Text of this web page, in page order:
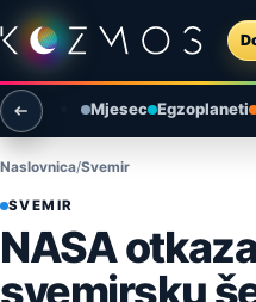
Preskoči na sadržaj
Otvori izbornik
Otvori pretragu
Mjesec Egzoplaneti
Naslovnica Svemir
SVEMIR
NASA
svemirsku